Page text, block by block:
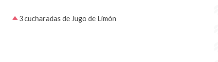
3 cucharadas de Jugo de Limón